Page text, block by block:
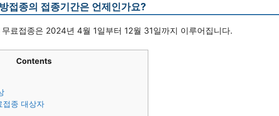
접종의 접종기간은 언제인가요?
료접종은 2024년 4월 1일부터 12월 31일까지 이루어집니다.
Contents
종 대상자